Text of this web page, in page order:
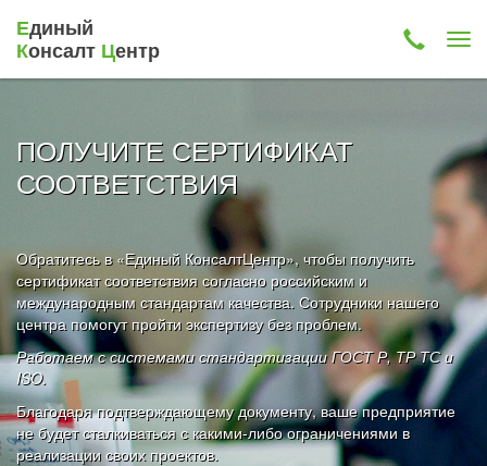
Единый
Консалт Центр
ПОЛУЧИТЕ СЕРТИФИКАТ
СООТВЕТСТВИЯ
Обратитесь в «Единый КонсалтЦентр», чтобы получить
сертификат соответствия согласно российским и
международным стандартам качества. Сотрудники нашего
центра помогут пройти экспертизу без проблем.
Работаем с системами стандартизации ГОСТ Р, ТР ТС и
ISO.
Благодаря подтверждающему документу, ваше предприятие
не будет сталкиваться с какими-либо ограничениями в
реализации своих проектов.